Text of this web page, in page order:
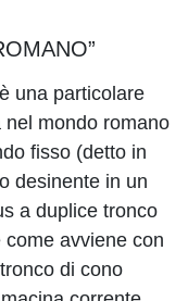
una particolare
mondo romano
fisso (detto in
desinente in un
a duplice tronco
avviene con
di cono